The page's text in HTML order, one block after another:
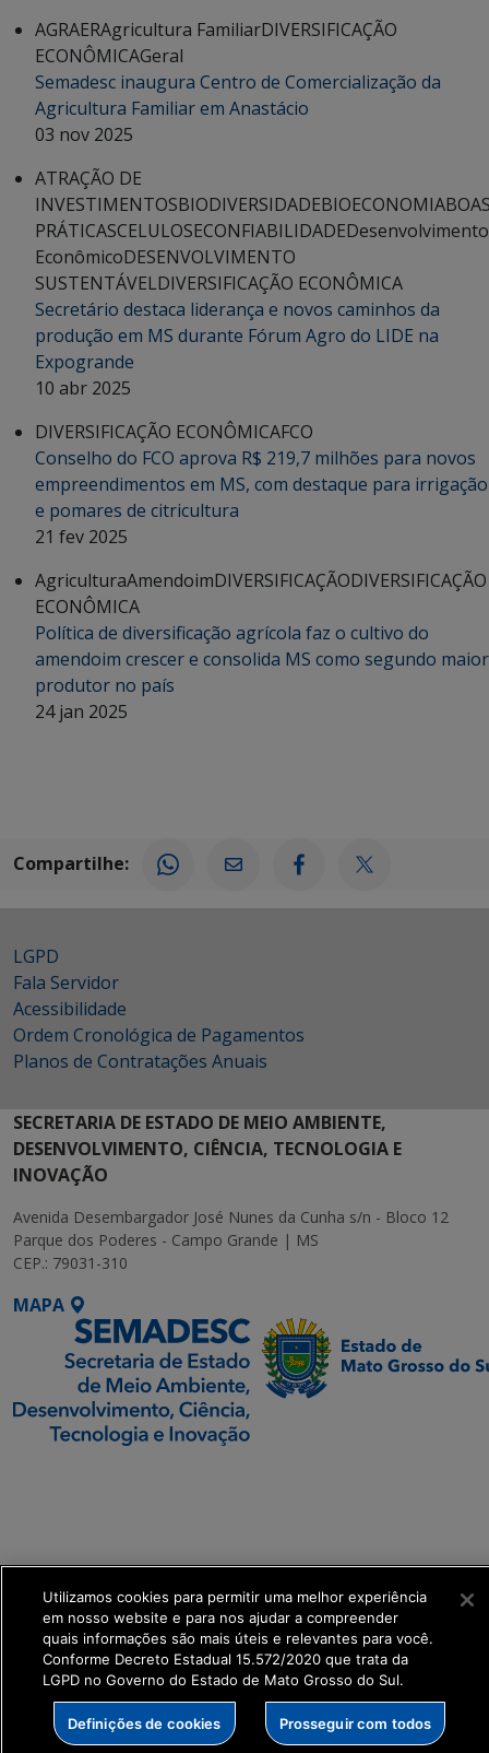
AGRAERAgricultura FamiliarDIVERSIFICAÇÃO
ECONÔMICAGeral
Semadesc inaugura Centro de Comercialização da
Agricultura Familiar em Anastácio
03 nov 2025
ATRAÇÃO DE
INVESTIMENTOSBIODIVERSIDADEBIOECONOMIA
PRÁTICASCELULOSECONFIABILIDADEDesenvolvimento
EconômicoDESENVOLVIMENTO
SUSTENTÁVELDIVERSIFICAÇÃO ECONÔMICA
Secretário destaca liderança e novos caminhos da
produção em MS durante Fórum Agro do LIDE na
Expogrande
10 abr 2025
DIVERSIFICAÇÃO ECONÔMICAFCO
Conselho do FCO aprova R$ 219,7 milhões para novos
empreendimentos em MS, com destaque para irrigação
e pomares de citricultura
21 fev 2025
AgriculturaAmendoimDIVERSIFICAÇÃODIVERSIFICAÇÃO
ECONÔMICA
Política de diversificação agrícola faz o cultivo do
amendoim crescer e consolida MS como segundo maior
produtor no país
24 jan 2025
Compartilhe:
LGPD
Fala Servidor
Acessibilidade
Ordem Cronológica de Pagamentos
Planos de Contratações Anuais
SECRETARIA DE ESTADO DE MEIO AMBIENTE,
DESENVOLVIMENTO, CIÊNCIA, TECNOLOGIA E
INOVAÇÃO
Avenida Desembargador José Nunes da Cunha s/n - Bloco 12
Parque dos Poderes - Campo Grande | MS
CEP.: 79031-310
MAPA
Utilizamos cookies para permitir uma melhor experiência
em nosso website e para nos ajudar a compreender
quais informações são mais úteis e relevantes para você.
Conforme Decreto Estadual 15.572/2020 que trata da
LGPD no Governo do Estado de Mato Grosso do Sul.
Definições de cookies Prosseguir com todos